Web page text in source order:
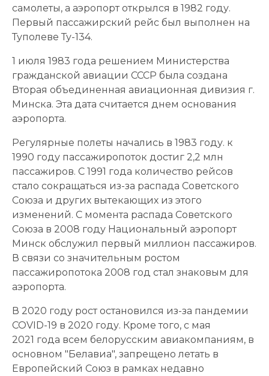
самолеты, а аэропорт открылся в 1982 году.
Первый пассажирский рейс был выполнен на
Туполеве Ту-134.
1 июля 1983 года решением Министерства
гражданской авиации СССР была создана
Вторая объединенная авиационная дивизия г.
Минска. Эта дата считается днем ​​основания
аэропорта.
Регулярные полеты начались в 1983 году. к
1990 году пассажиропоток достиг 2,2 млн
пассажиров. С 1991 года количество рейсов
стало сокращаться из-за распада Советского
Союза и других вытекающих из этого
изменений. С момента распада Советского
Союза в 2008 году Национальный аэропорт
Минск обслужил первый миллион пассажиров.
В связи со значительным ростом
пассажиропотока 2008 год стал знаковым для
аэропорта.
В 2020 году рост остановился из-за пандемии
COVID-19 в 2020 году. Кроме того, с мая
2021 года всем белорусским авиакомпаниям, в
основном "Белавиа", запрещено летать в
Европейский Союз в рамках недавно